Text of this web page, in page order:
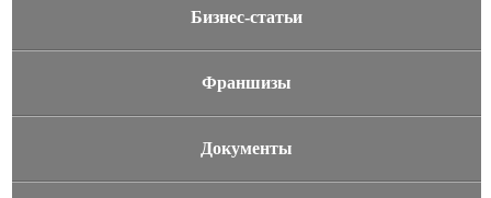
Бизнес-статьи
Франшизы
Документы